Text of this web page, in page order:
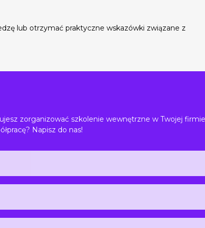
lub otrzymać praktyczne wskazówki związane z
zorganizować szkolenie wewnętrzne w Twojej
Napisz do nas!